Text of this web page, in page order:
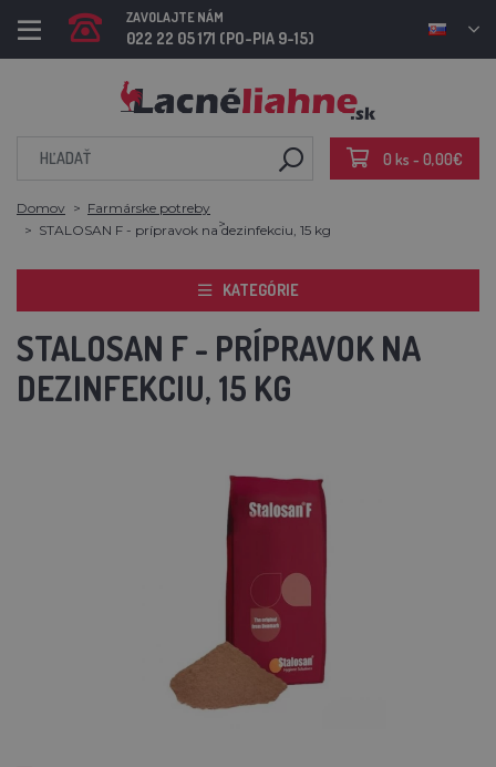
ZAVOLAJTE NÁM
022 22 05 171 (PO-PIA 9-15)
0 ks - 0,00€
Domov
Farmárske potreby
STALOSAN F - prípravok na dezinfekciu, 15 kg
KATEGÓRIE
STALOSAN F - PRÍPRAVOK NA
DEZINFEKCIU, 15 KG